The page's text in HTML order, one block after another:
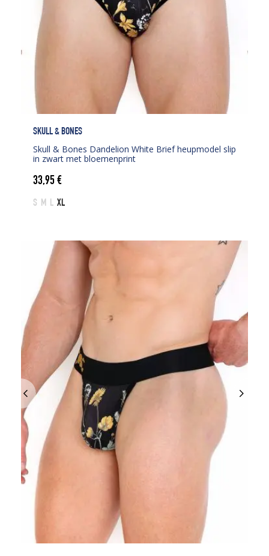
SKULL & BONES
Skull & Bones Dandelion White Brief heupmodel slip
in zwart met bloemenprint
33,95€
S M L XL